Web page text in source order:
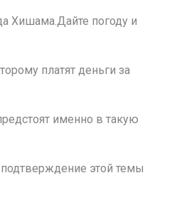
Хишама.Дайте погоду и
платят деньги за
именно в такую
этой темы